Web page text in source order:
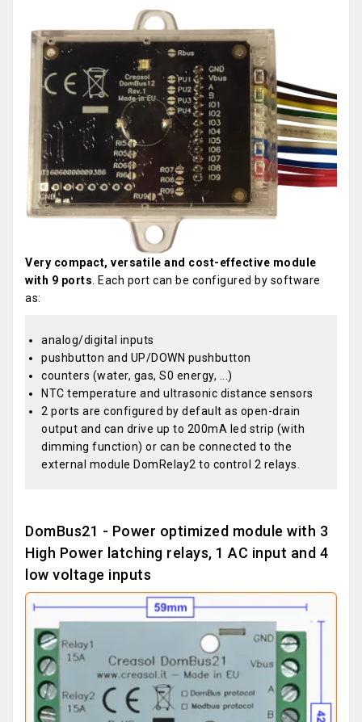
Very compact, versatile and cost-effective module
with 9 ports . Each port can be configured by software
as:
analog/digital inputs
pushbutton and UP/DOWN pushbutton
counters (water, gas, S0 energy, ...)
NTC temperature and ultrasonic distance sensors
2 ports are configured by default as open-drain
output and can drive up to 200mA led strip (with
dimming function) or can be connected to the
external module DomRelay2 to control 2 relays.
DomBus21 - Power optimized module with 3
High Power latching relays, 1 AC input and 4
low voltage inputs